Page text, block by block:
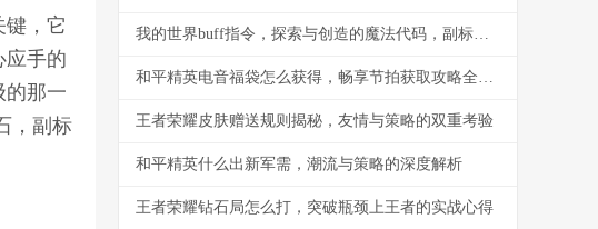
，它
应手的
的那一
，副标
我的世界buff指令，探索与创造的魔法代码，副标题，资深玩家的指令进阶指南
和平精英电音福袋怎么获得，畅享节拍获取攻略全解析
王者荣耀皮肤赠送规则揭秘，友情与策略的双重考验
和平精英什么出新军需，潮流与策略的深度解析
王者荣耀钻石局怎么打，突破瓶颈上王者的实战心得